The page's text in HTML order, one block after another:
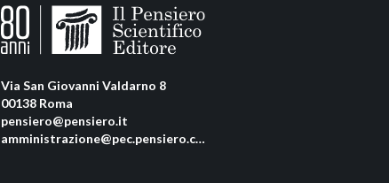
Via San Giovanni Valdarno 8
00138 Roma
pensiero@pensiero.it
amministrazione@pec.pensiero.com